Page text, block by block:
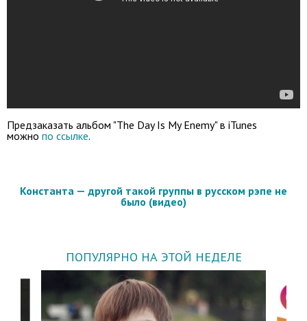
Предзаказать альбом "The Day Is My Enemy" в iTunes
можно по ссылке.
Константа — другой такой группы в русском рэпе не
было (видео)
ПОПУЛЯРНО НА ЭТОЙ НЕДЕЛЕ